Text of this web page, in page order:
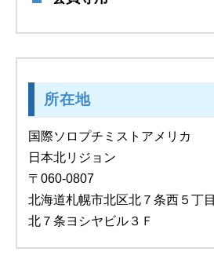
所在地
国際ソロプチミストアメリカ
日本北リジョン
〒060-0807
北海道札幌市北区北７条西５丁目
北７条ヨシヤビル３Ｆ